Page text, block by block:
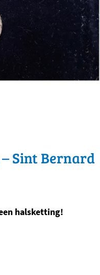
Sint Bernard
halsketting!